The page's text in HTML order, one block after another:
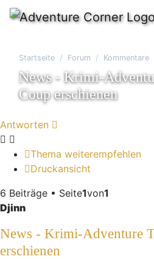
Startseite Forum Kommentare
News - Krimi-
Coup erschienen
Antworten
Thema weiterempfehlen
Druckansicht
6 Beiträge • Seite1von1
Djinn
News - Krimi-Adventure
erschienen